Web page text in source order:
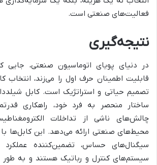
فعالیت‌های صنعتی است.
نتیجه‌گیری
در دنیای پویای اتوماسیون صنعتی، جایی
قابلیت اطمینان حرف اول را می‌زند،
ساختار منحصر به فرد خود، راهکاری
چالش‌های ناشی از تداخلات
محیط‌های صنعتی ارائه می‌دهد. این کابل‌ها
سیگنال‌های حساس، تضمین‌کننده عملکرد
سیستم‌های کنترل و رباتیک هستند و به